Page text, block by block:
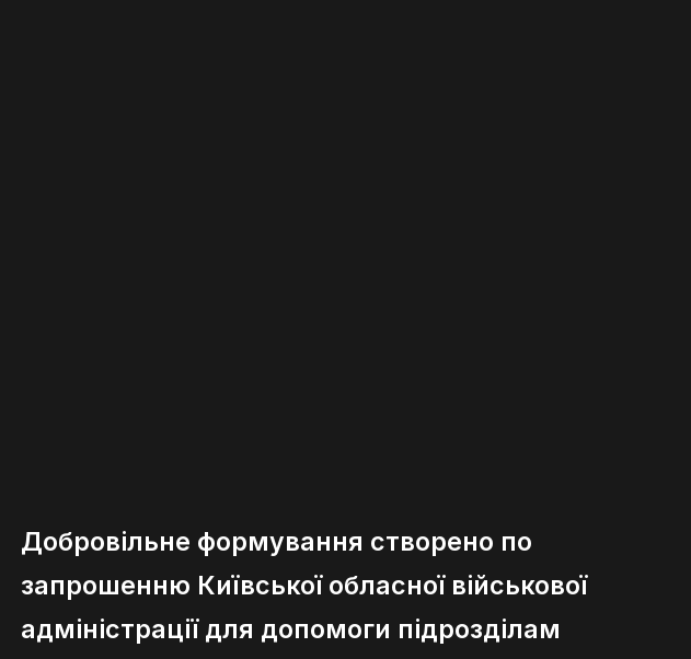
Добровільне формування створено по
запрошенню Київської обласної військової
адміністрації для допомоги підрозділам